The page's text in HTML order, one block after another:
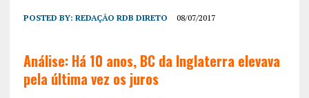
POSTED BY: REDAÇÃO RDB DIRETO 08/07/2017
Análise: Há 10 anos, BC da Inglaterra elevava
pela última vez os juros